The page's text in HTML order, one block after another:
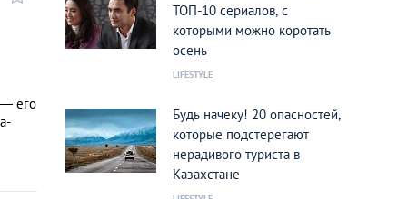
— его
ТОП-10 сериалов, с
которыми можно коротать
осень
LIFESTYLE
Будь начеку! 20 опасностей,
которые подстерегают
нерадивого туриста в
Казахстане